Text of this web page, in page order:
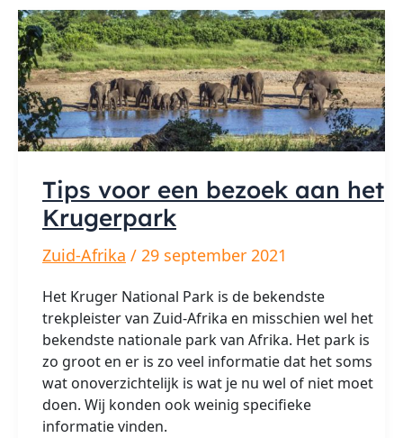
Kaapstad
Tips voor een bezoek aan het
Krugerpark
Zuid-Afrika / 29 september 2021
Het Kruger National Park is de bekendste
trekpleister van Zuid-Afrika en misschien wel het
bekendste nationale park van Afrika. Het park is
zo groot en er is zo veel informatie dat het soms
wat onoverzichtelijk is wat je nu wel of niet moet
doen. Wij konden ook weinig specifieke
informatie vinden.